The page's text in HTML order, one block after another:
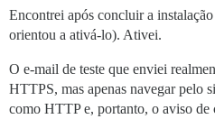
Encontrei após concluir a
orientou a ativá-lo). Ativei.
O e-mail de teste que enviei
HTTPS, mas apenas navegar pelo
como HTTP e, portanto, o aviso de